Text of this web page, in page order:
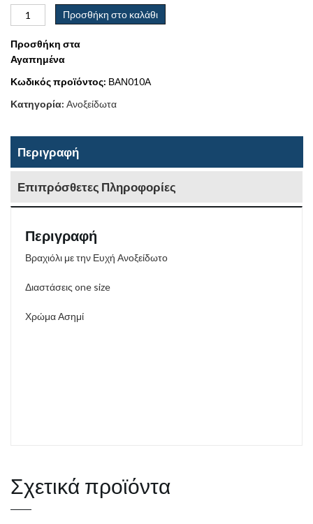
Προσθήκη στο καλάθι
Προσθήκη στα
Αγαπημένα
Κωδικός προϊόντος: ΒΑΝ010Α
Κατηγορία: Ανοξείδωτα
Περιγραφή
Επιπρόσθετες Πληροφορίες
Περιγραφή
Βραχιόλι με την Ευχή Ανοξείδωτο
Διαστάσεις one size
Χρώμα Ασημί
Σχετικά προϊόντα